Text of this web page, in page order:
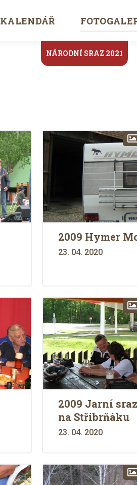
KALENDÁŘ
NÁRODNÍ SRAZ 2021
2009 Hymer
23. 04. 2020
2009 Jarní sraz
na Stříbrňáku
23. 04. 2020